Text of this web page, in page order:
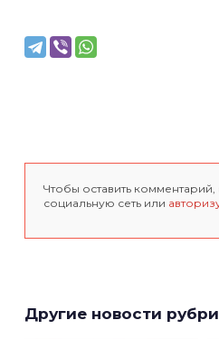
Чтобы оставить
социальную сеть или
Другие новости